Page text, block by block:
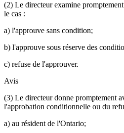
(2) Le directeur examine
le cas :
a) l'approuve sans condition;
b) l'approuve sous réserve des
c) refuse de l'approuver.
Avis
(3) Le directeur donne promptement
l'approbation conditionnelle ou du
a) au résident de l'Ontario;